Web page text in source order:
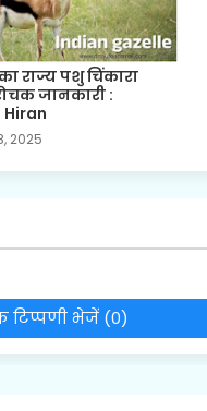
राज्य पशु चिंकारा
जानकारी :
2025
टिप्पणी भेजें (0)